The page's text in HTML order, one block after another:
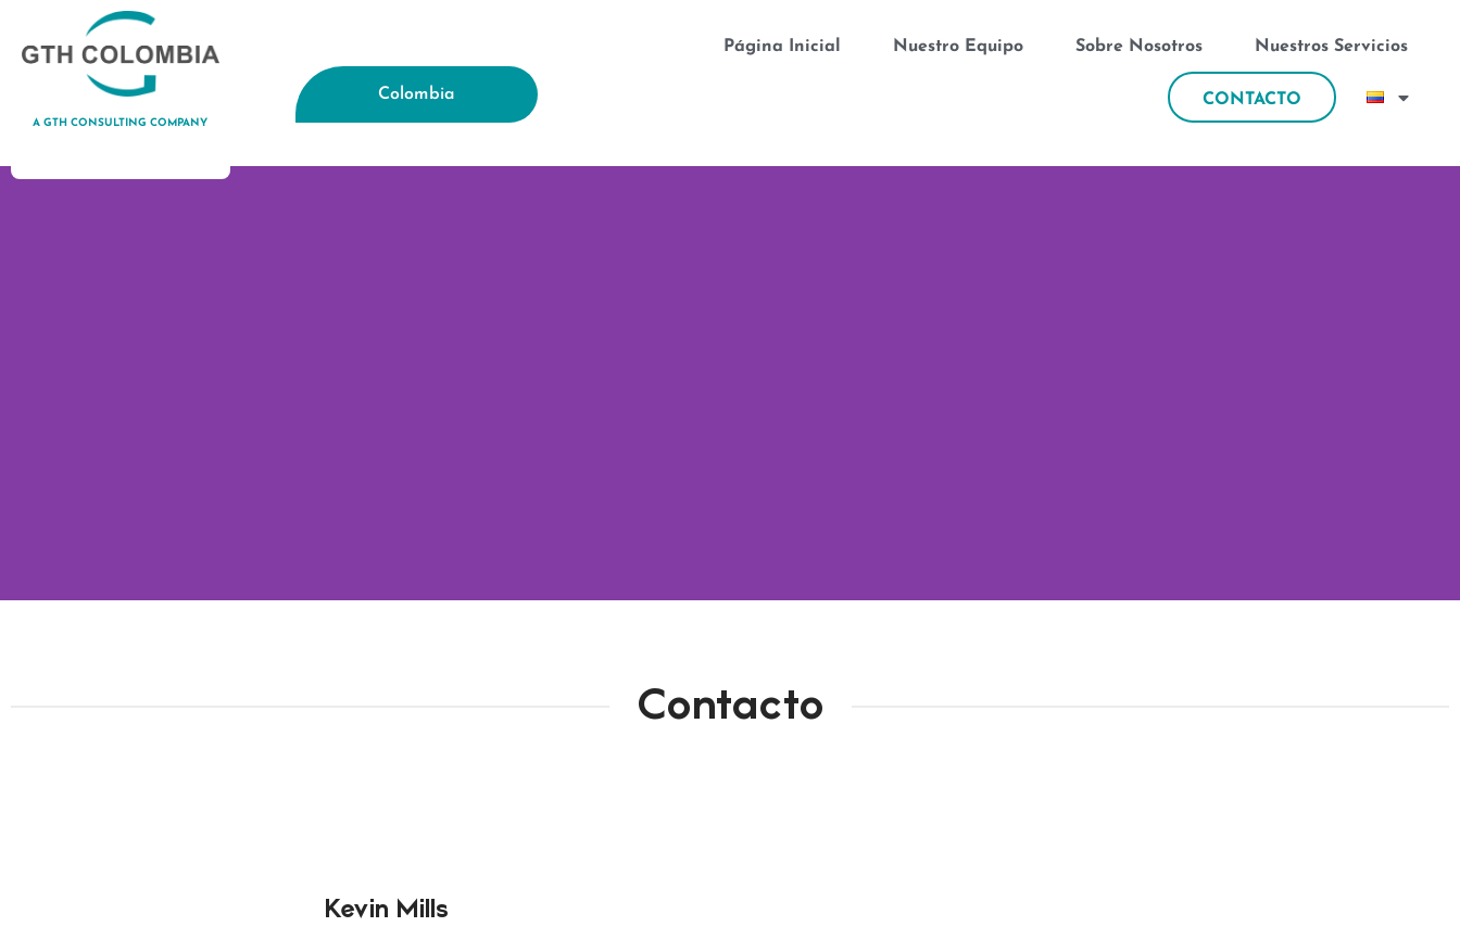
A GTH CONSULTING COMPANY
Colombia
Página Inicial Nuestro Equipo Sobre Nosotros Nuestros Servicios
CONTACTO
Contacto
Kevin Mills